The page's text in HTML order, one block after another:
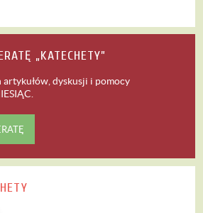
„KATECHETY”
dyskusji i pomocy